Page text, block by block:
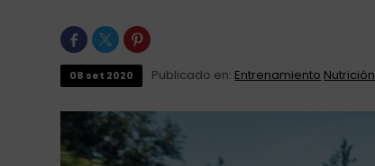
  
08 set 2020 Publicado en: Entrenamiento Nutrición